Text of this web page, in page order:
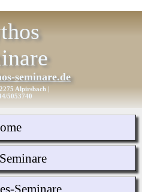
seminare.de
Alpirsbach |
5053740
Seminare